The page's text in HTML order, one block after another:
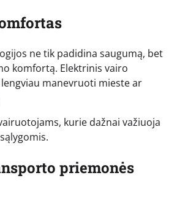
ne tik padidina saugumą, bet
komfortą. Elektrinis vairo
manevruoti mieste ar
kurie dažnai važiuoja
priemonės